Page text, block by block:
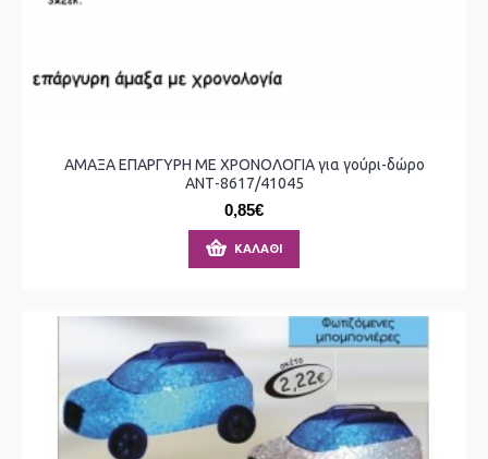
ΑΜΑΞΑ ΕΠΑΡΓΥΡΗ ΜΕ ΧΡΟΝΟΛΟΓΙΑ για γούρι-δώρο
ΑΝΤ-8617/41045
0,85€
ΚΑΛΆΘΙ